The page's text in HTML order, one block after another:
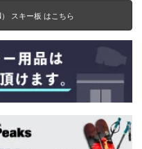
スキー板 はこちら